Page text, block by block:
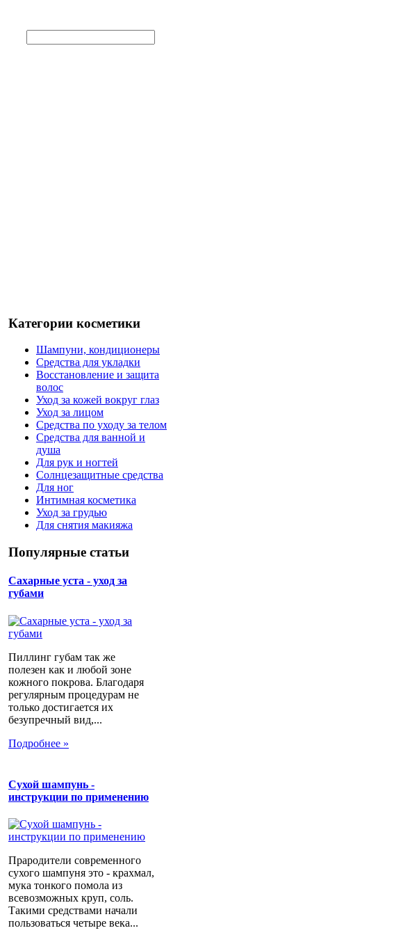
Категории косметики
Шампуни, кондиционеры
Средства для укладки
Восстановление и защита
волос
Уход за кожей вокруг глаз
Уход за лицом
Средства по уходу за телом
Средства для ванной и
душа
Для рук и ногтей
Солнцезащитные средства
Для ног
Интимная косметика
Уход за грудью
Для снятия макияжа
Популярные статьи
Сахарные уста - уход за
губами
Пиллинг губам так же
полезен как и любой зоне
кожного покрова. Благодаря
регулярным процедурам не
только достигается их
безупречный вид,...
Подробнее »
Сухой шампунь -
инструкции по применению
Прародители современного
сухого шампуня это - крахмал,
мука тонкого помола из
всевозможных круп, соль.
Такими средствами начали
пользоваться четыре века...